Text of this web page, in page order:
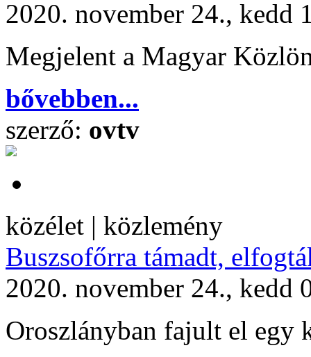
2020. november 24., kedd
Megjelent a Magyar
bővebben...
szerző: ovtv
közélet | közlemény
Buszsofőrra támadt,
2020. november 24., kedd
Oroszlányban fajult el egy